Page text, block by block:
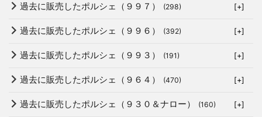
過去に販売したポルシェ（９９７） (298) [+]
過去に販売したポルシェ（９９６） (392) [+]
過去に販売したポルシェ（９９３） (191) [+]
過去に販売したポルシェ（９６４） (470) [+]
過去に販売したポルシェ（９３０＆ナロー） (160) [+]